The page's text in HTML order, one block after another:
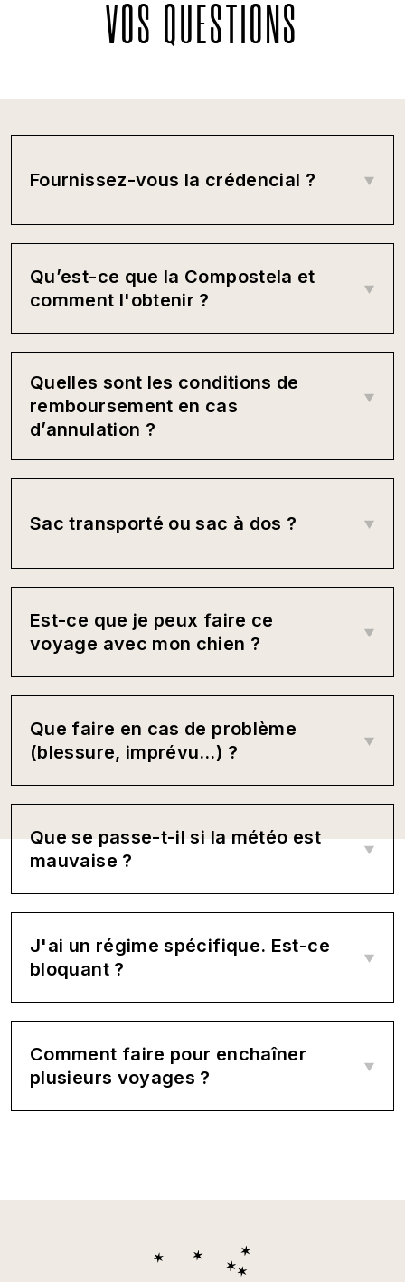
VOS QUESTIONS
Fournissez-vous la crédencial ?
Qu’est-ce que la Compostela et
comment l'obtenir ?
Quelles sont les conditions de
remboursement en cas
d’annulation ?
Sac transporté ou sac à dos ?
Est-ce que je peux faire ce
voyage avec mon chien ?
Que faire en cas de problème
(blessure, imprévu…) ?
Que se passe-t-il si la météo est
mauvaise ?
J'ai un régime spécifique. Est-ce
bloquant ?
Comment faire pour enchaîner
plusieurs voyages ?